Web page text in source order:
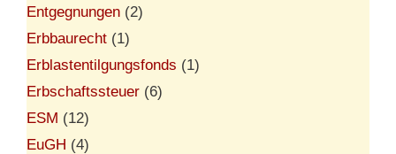
Entgegnungen (2)
Erbbaurecht (1)
Erblastentilgungsfonds (1)
Erbschaftssteuer (6)
ESM (12)
EuGH (4)